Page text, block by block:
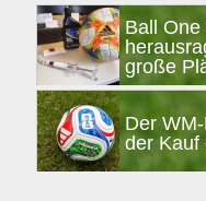
Seitenspalte
Ball
große
Der
der Kauf